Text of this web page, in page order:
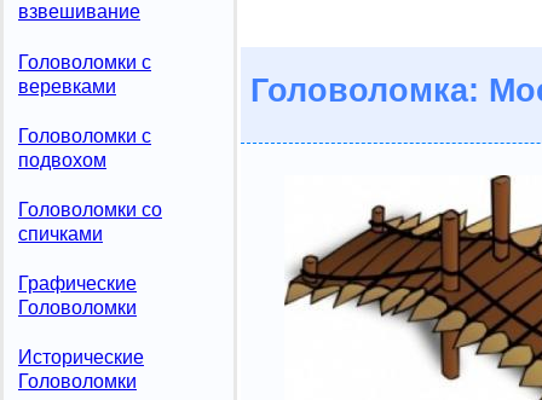
взвешивание
Головоломки с
веревками
Головоломки с
подвохом
Головоломки со
спичками
Графические
Головоломки
Исторические
Головоломки
Головоломка: